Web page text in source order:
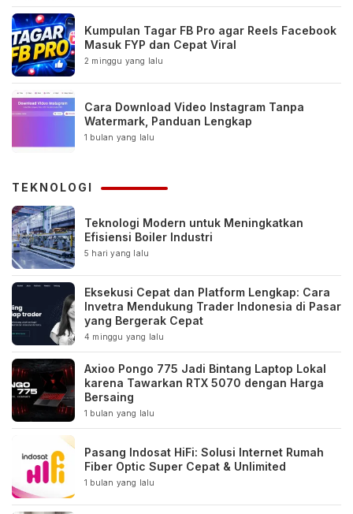
Kumpulan Tagar FB Pro agar Reels Facebook
Masuk FYP dan Cepat Viral
2 minggu yang lalu
Cara Download Video Instagram Tanpa
Watermark, Panduan Lengkap
1 bulan yang lalu
TEKNOLOGI
Teknologi Modern untuk Meningkatkan
Efisiensi Boiler Industri
5 hari yang lalu
Eksekusi Cepat dan Platform Lengkap: Cara
Invetra Mendukung Trader Indonesia di Pasar
yang Bergerak Cepat
4 minggu yang lalu
Axioo Pongo 775 Jadi Bintang Laptop Lokal
karena Tawarkan RTX 5070 dengan Harga
Bersaing
1 bulan yang lalu
Pasang Indosat HiFi: Solusi Internet Rumah
Fiber Optic Super Cepat & Unlimited
1 bulan yang lalu